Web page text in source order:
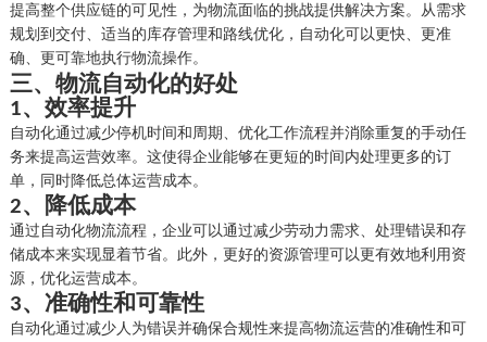
提高整个供应链的可见性，为物流面临的挑战提供解决方案。从需求
规划到交付、适当的库存管理和路线优化，自动化可以更快、更准
确、更可靠地执行物流操作。
三、 物流自动化的好处
1、 效率提升
自动化通过减少停机时间和周期、优化工作流程并消除重复的手动任
务来提高运营效率。这使得企业能够在更短的时间内处理更多的订
单，同时降低总体运营成本。
2、 降低成本
通过自动化物流流程，企业可以通过减少劳动力需求、处理错误和存
储成本来实现显着节省。此外，更好的资源管理可以更有效地利用资
源，优化运营成本。
3、 准确性和可靠性
自动化通过减少人为错误并确保合规性来提高物流运营的准确性和可